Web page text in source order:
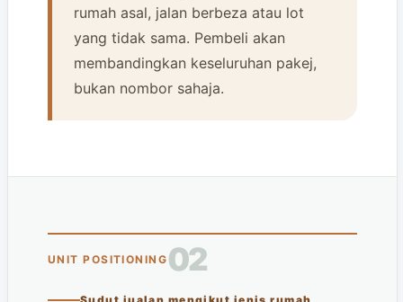
rumah asal, jalan berbeza atau lot
yang tidak sama. Pembeli akan
membandingkan keseluruhan pakej,
bukan nombor sahaja.
UNIT POSITIONING 02